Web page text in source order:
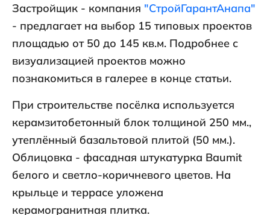
Застройщик - компания "СтройГарантАнапа"
- предлагает на выбор 15 типовых проектов
площадью от 50 до 145 кв.м. Подробнее с
визуализацией проектов можно
познакомиться в галерее в конце статьи.
При строительстве посёлка используется
керамзитобетонный блок толщиной 250 мм.,
утеплённый базальтовой плитой (50 мм.).
Облицовка - фасадная штукатурка Baumit
белого и светло-коричневого цветов. На
крыльце и террасе уложена
керамогранитная плитка.